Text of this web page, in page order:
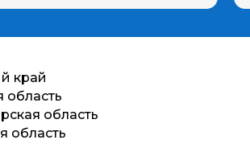
край
область
область
область